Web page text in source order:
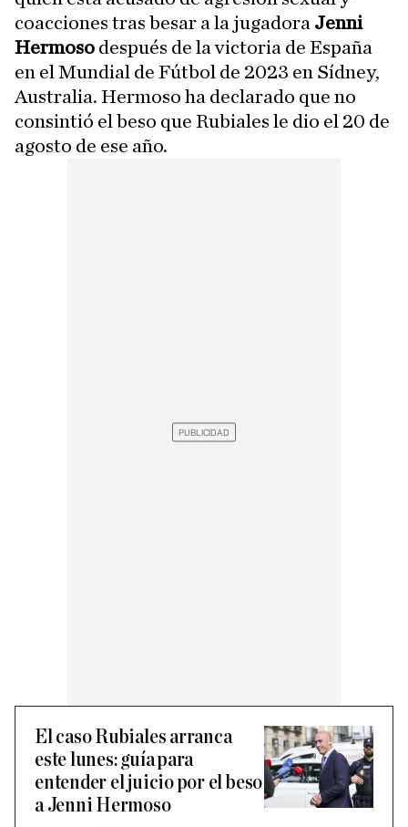
coacciones tras besar a la jugadora Jenni
Hermoso después de la victoria de España
en el Mundial de Fútbol de 2023 en Sídney,
Australia. Hermoso ha declarado que no
consintió el beso que Rubiales le dio el 20 de
agosto de ese año.
El caso Rubiales arranca
este lunes: guía para
entender el juicio por el beso
a Jenni Hermoso